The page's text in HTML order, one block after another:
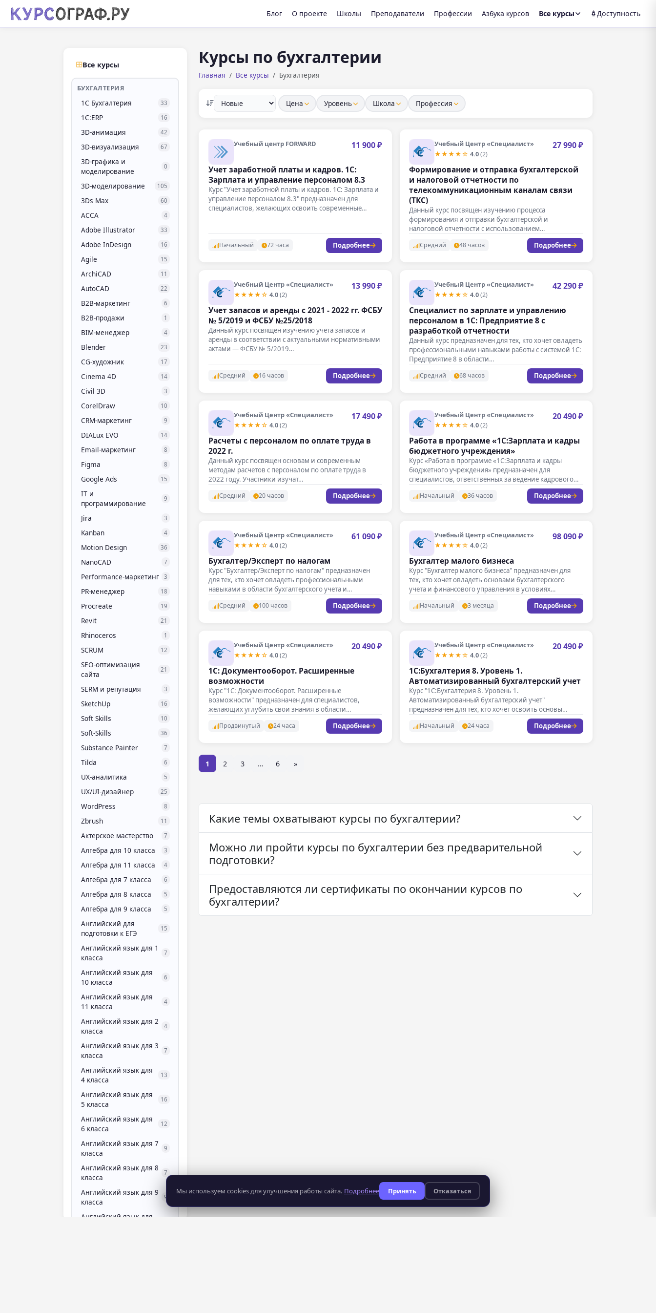
Блог О проекте Школы Преподаватели Профессии Азбука курсов Все курсы Доступность
Все курсы
БУХГАЛТЕРИЯ
1С Бухгалтерия 33
1С:ERP 16
3D-анимация 42
3D-визуализация 67
3D-графика и
моделирование
0
3D-моделирование 105
3Ds Max 60
ACCA 4
Adobe Illustrator 33
Adobe InDesign 16
Agile 15
ArchiCAD 11
AutoCAD 22
B2B-маркетинг 6
B2B-продажи 1
BIM-менеджер 4
Blender 23
CG-художник 17
Cinema 4D 14
Civil 3D 3
CorelDraw 10
CRM-маркетинг 9
DIALux EVO 14
Email-маркетинг 8
Figma 8
Google Ads 15
IT и
программирование
9
Jira 3
Kanban 4
Motion Design 36
NanoCAD 7
Performance-маркетинг 3
PR-менеджер 18
Procreate 19
Revit 21
Rhinoceros 1
SCRUM 12
SEO-оптимизация
сайта
21
SERM и репутация 3
SketchUp 16
Soft Skills 10
Soft-Skills 36
Substance Painter 7
Tilda 6
UX-аналитика 5
UX/UI-дизайнер 25
WordPress 8
Zbrush 11
Актерское мастерство 7
Алгебра для 10 класса 3
Алгебра для 11 класса 4
Алгебра для 7 класса 6
Алгебра для 8 класса 5
Алгебра для 9 класса 5
Английский для
подготовки к ЕГЭ
15
Английский язык для 1
класса
7
Английский язык для
10 класса
6
Английский язык для
11 класса
4
Английский язык для 2
класса
4
Английский язык для 3
класса
7
Английский язык для
4 класса
13
Английский язык для
5 класса
16
Английский язык для
6 класса
12
Английский язык для 7
класса
9
Английский язык для 8
класса
7
Английский язык для 9
класса
9
Английский язык для
Курсы по бухгалтерии
Главная Все курсы Бухгалтерия
Цена Уровень Школа Профессия
Учебный центр FORWARD 11 900 ₽
Учет заработной платы и кадров. 1С:
Зарплата и управление персоналом 8.3
Курс "Учет заработной платы и кадров. 1С: Зарплата и
управление персоналом 8.3" предназначен для
специалистов, желающих освоить современные…
Начальный 72 часа Подробнее
Учебный Центр «Специалист»
★★★★☆ 4.0(2)
27 990 ₽
Формирование и отправка бухгалтерской
и налоговой отчетности по
телекоммуникационным каналам связи
(ТКС)
Данный курс посвящен изучению процесса
формирования и отправки бухгалтерской и
налоговой отчетности с использованием
телекоммуникационных каналов связи (ТКС).…
Средний 48 часов Подробнее
Учебный Центр «Специалист»
★★★★☆ 4.0(2)
13 990 ₽
Учет запасов и аренды с 2021 - 2022 гг. ФСБУ
№ 5/2019 и ФСБУ №25/2018
Данный курс посвящен изучению учета запасов и
аренды в соответствии с актуальными нормативными
актами — ФСБУ № 5/2019…
Средний 16 часов Подробнее
Учебный Центр «Специалист»
★★★★☆ 4.0(2)
42 290 ₽
Специалист по зарплате и управлению
персоналом в 1С: Предприятие 8 с
разработкой отчетности
Данный курс предназначен для тех, кто хочет овладеть
профессиональными навыками работы с системой 1С:
Предприятие 8 в области…
Средний 68 часов Подробнее
Учебный Центр «Специалист»
★★★★☆ 4.0(2)
17 490 ₽
Расчеты с персоналом по оплате труда в
2022 г.
Данный курс посвящен основам и современным
методам расчетов с персоналом по оплате труда в
2022 году. Участники изучат…
Средний 20 часов Подробнее
Учебный Центр «Специалист»
★★★★☆ 4.0(2)
20 490 ₽
Работа в программе «1С:Зарплата и кадры
бюджетного учреждения»
Курс «Работа в программе «1С:Зарплата и кадры
бюджетного учреждения» предназначен для
специалистов, ответственных за ведение кадрового
Начальный 36 часов Подробнее
Учебный Центр «Специалист»
★★★★☆ 4.0(2)
61 090 ₽
Бухгалтер/Эксперт по налогам
Курс "Бухгалтер/Эксперт по налогам" предназначен
для тех, кто хочет овладеть профессиональными
навыками в области бухгалтерского учета и
Средний 100 часов Подробнее
Учебный Центр «Специалист»
★★★★☆ 4.0(2)
98 090 ₽
Бухгалтер малого бизнеса
Курс "Бухгалтер малого бизнеса" предназначен для
тех, кто хочет овладеть основами бухгалтерского
учета и финансового управления в условиях…
Начальный 3 месяца Подробнее
Учебный Центр «Специалист»
★★★★☆ 4.0(2)
20 490 ₽
1С: Документооборот. Расширенные
возможности
Курс "1С: Документооборот. Расширенные
возможности" предназначен для специалистов,
желающих углубить свои знания в области
использованием…
Продвинутый 24 часа Подробнее
Учебный Центр «Специалист»
★★★★☆ 4.0(2)
20 490 ₽
1C:Бухгалтерия 8. Уровень 1.
Автоматизированный бухгалтерский учет
Курс "1C:Бухгалтерия 8. Уровень 1.
Автоматизированный бухгалтерский учет"
предназначен для тех, кто хочет освоить основы
автоматизации бухгалтерского учета…
Начальный 24 часа Подробнее
1 2 3 … 6 »
Какие темы охватывают курсы по бухгалтерии?
Можно ли пройти курсы по бухгалтерии без предварительной
подготовки?
Предоставляются ли сертификаты по окончании курсов по
бухгалтерии?
Мы используем cookies для улучшения работы сайта. Подробнее Принять Отказаться